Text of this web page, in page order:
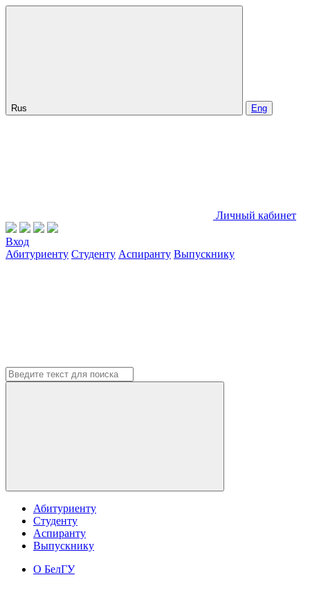
Rus Eng
Личный кабинет
Вход
Абитуриенту Студенту Аспиранту Выпускнику
Абитуриенту
Студенту
Аспиранту
Выпускнику
О БелГУ